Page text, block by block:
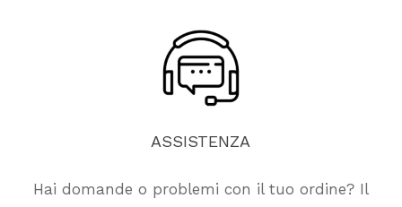
ASSISTENZA
Hai domande o problemi con il tuo ordine? Il